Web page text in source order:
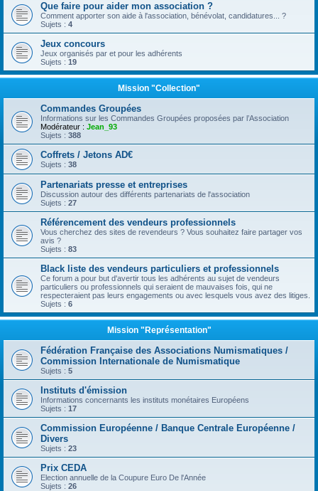
Que faire pour aider mon association ?
Comment apporter son aide à l'association, bénévolat, candidatures... ?
Sujets : 4
Jeux concours
Jeux organisés par et pour les adhérents
Sujets : 19
Mission "Collection"
Commandes Groupées
Informations sur les Commandes Groupées proposées par l’Association
Modérateur : Jean_93
Sujets : 388
Coffrets / Jetons AD€
Sujets : 38
Partenariats presse et entreprises
Discussion autour des différents partenariats de l'association
Sujets : 27
Référencement des vendeurs professionnels
Vous cherchez des sites de revendeurs ? Vous souhaitez faire partager vos
avis ?
Sujets : 83
Black liste des vendeurs particuliers et professionnels
Ce forum a pour but d'avertir tous les adhérents au sujet de vendeurs
particuliers ou professionnels qui seraient de mauvaises fois, qui ne
respecteraient pas leurs engagements ou avec lesquels vous avez des litiges.
Sujets : 6
Mission "Représentation"
Fédération Française des Associations Numismatiques /
Commission Internationale de Numismatique
Sujets : 5
Instituts d'émission
Informations concernants les instituts monétaires Européens
Sujets : 17
Commission Européenne / Banque Centrale Européenne /
Divers
Sujets : 23
Prix CEDA
Election annuelle de la Coupure Euro De l'Année
Sujets : 26